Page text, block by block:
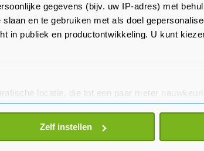
gegevens (bijv. uw IP-adres) met
en te gebruiken met als doel
in publiek en productontwikkeling. U kunt
locatie, die tot een paar meter
te scannen op specifieke eigenschappen
worden verwerkt en stel uw voorkeuren in het
in de Cookieverklaring.
Zelf instellen